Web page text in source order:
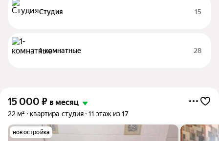
Студия 15
1-комнатные 28
15 000 ₽ в месяц
22 м² квартира-студия 11 этаж из 17
новостройка